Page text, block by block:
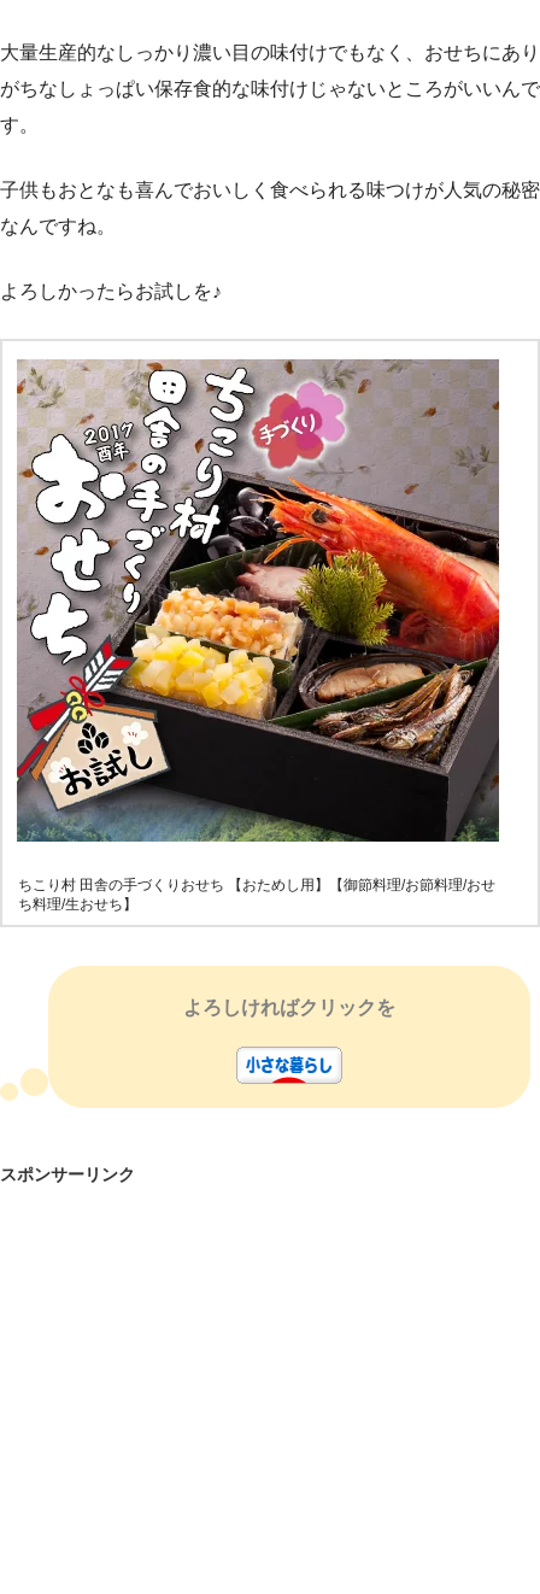
大量生産的なしっかり濃い目の味付けでもなく、おせちにあり
がちなしょっぱい保存食的な味付けじゃないところがいいんで
す。
子供もおとなも喜んでおいしく食べられる味つけが人気の秘密
なんですね。
よろしかったらお試しを♪
ちこり村 田舎の手づくりおせち 【おためし用】【御節料理/お節料理/おせ
ち料理/生おせち】
よろしければクリックを
スポンサーリンク